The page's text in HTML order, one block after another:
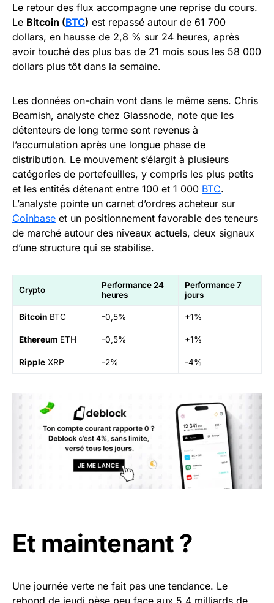
Le retour des flux accompagne une reprise du cours.
Le Bitcoin (BTC) est repassé autour de 61 700
dollars, en hausse de 2,8 % sur 24 heures, après
avoir touché des plus bas de 21 mois sous les 58 000
dollars plus tôt dans la semaine.
Les données on-chain vont dans le même sens. Chris
Beamish, analyste chez Glassnode, note que les
détenteurs de long terme sont revenus à
l’accumulation après une longue phase de
distribution. Le mouvement s’élargit à plusieurs
catégories de portefeuilles, y compris les plus petits
et les entités détenant entre 100 et 1 000 BTC.
L’analyste pointe un carnet d’ordres acheteur sur
Coinbase et un positionnement favorable des teneurs
de marché autour des niveaux actuels, deux signaux
d’une structure qui se stabilise.
Crypto
Performance 24
heures
Performance 7
jours
Bitcoin BTC -0,5% +1%
Ethereum ETH -0,5% +1%
Ripple XRP -2% -4%
Et maintenant ?
Une journée verte ne fait pas une tendance. Le